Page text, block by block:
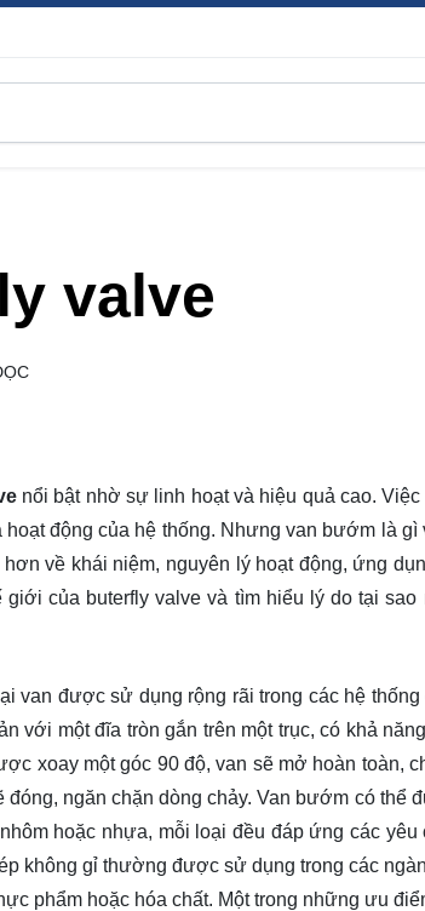
valve
nổi bật nhờ sự linh hoạt và hiệu quả cao.
động của hệ thống. Nhưng van bướm là
về khái niệm, nguyên lý hoạt động, ứng
giới của buterfly valve và tìm hiểu lý do tại
van được sử dụng rộng rãi trong các hệ
với một đĩa tròn gắn trên một trục, có khả
xoay một góc 90 độ, van sẽ mở hoàn toàn,
ngăn chặn dòng chảy. Van bướm có thể
hoặc nhựa, mỗi loại đều đáp ứng các
không gỉ thường được sử dụng trong các
phẩm hoặc hóa chất. Một trong những ưu